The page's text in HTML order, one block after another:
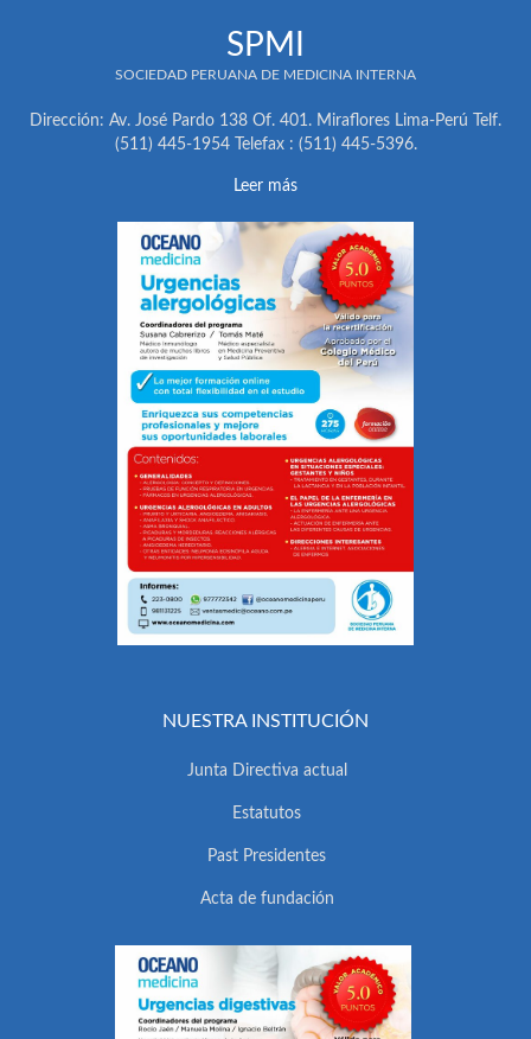
SPMI
SOCIEDAD PERUANA DE MEDICINA INTERNA
Dirección: Av. José Pardo 138 Of. 401. Miraflores Lima-Perú Telf.
(511) 445-1954 Telefax : (511) 445-5396.
Leer más
NUESTRA INSTITUCIÓN
Junta Directiva actual
Estatutos
Past Presidentes
Acta de fundación